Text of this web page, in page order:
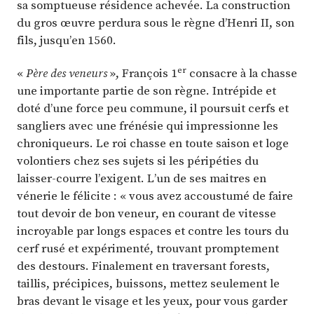
sa somptueuse résidence achevée. La construction
du gros œuvre perdura sous le règne d’Henri II, son
fils, jusqu’en 1560.
«Père des veneurs», François 1er consacre à la chasse
une importante partie de son règne. Intrépide et
doté d’une force peu commune, il poursuit cerfs et
sangliers avec une frénésie qui impressionne les
chroniqueurs. Le roi chasse en toute saison et loge
volontiers chez ses sujets si les péripéties du
laisser-courre l’exigent. L’un de ses maitres en
vénerie le félicite : « vous avez accoustumé de faire
tout devoir de bon veneur, en courant de vitesse
incroyable par longs espaces et contre les tours du
cerf rusé et expérimenté, trouvant promptement
des destours. Finalement en traversant forests,
taillis, précipices, buissons, mettez seulement le
bras devant le visage et les yeux, pour vous garder